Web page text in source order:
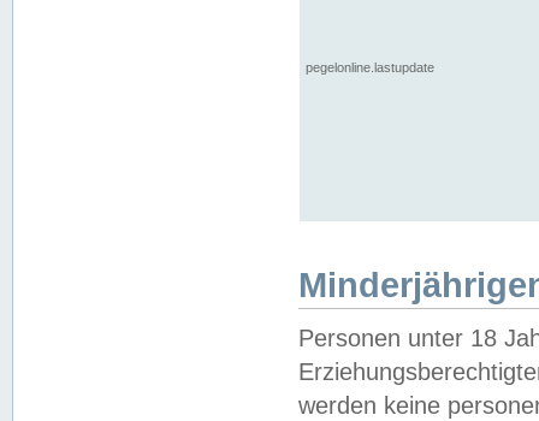
pegelonline.lastupdate
Personen unter 18
werden keine